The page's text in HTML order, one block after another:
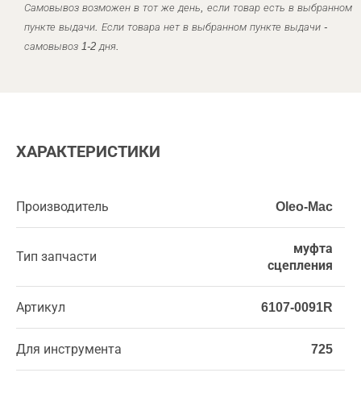
Самовывоз возможен в тот же день, если товар есть в выбранном
пункте выдачи. Если товара нет в выбранном пункте выдачи -
самовывоз 1-2 дня.
ХАРАКТЕРИСТИКИ
Производитель Oleo-Mac
Тип запчасти
муфта
сцепления
Артикул 6107-0091R
Для инструмента 725